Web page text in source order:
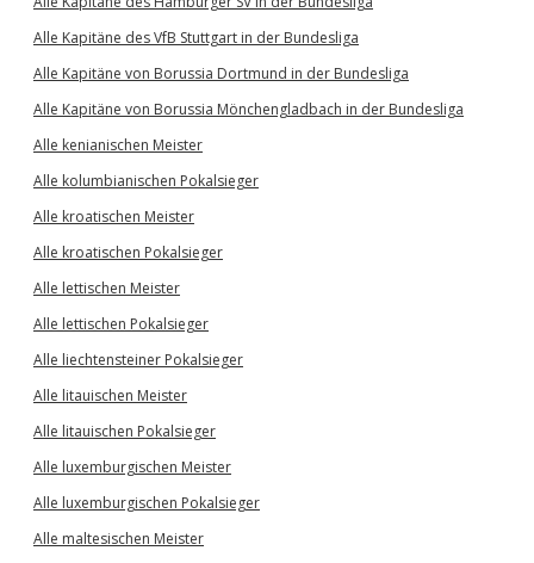
Alle Kapitäne des VfB Stuttgart in der Bundesliga
Alle Kapitäne von Borussia Dortmund in der Bundesliga
Alle Kapitäne von Borussia Mönchengladbach in der Bundesliga
Alle kenianischen Meister
Alle kolumbianischen Pokalsieger
Alle kroatischen Meister
Alle kroatischen Pokalsieger
Alle lettischen Meister
Alle lettischen Pokalsieger
Alle liechtensteiner Pokalsieger
Alle litauischen Meister
Alle litauischen Pokalsieger
Alle luxemburgischen Meister
Alle luxemburgischen Pokalsieger
Alle maltesischen Meister